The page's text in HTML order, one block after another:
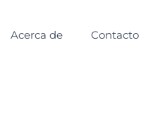
Acerca de Contacto